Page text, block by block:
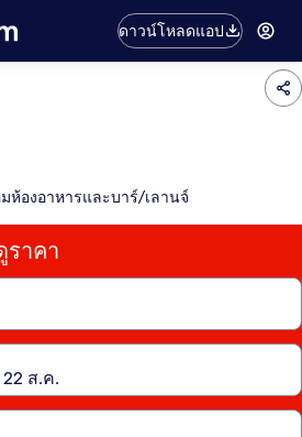
ดาวน์โหลดแอป
ห้องอาหารและบาร์/เลานจ์
ราคา